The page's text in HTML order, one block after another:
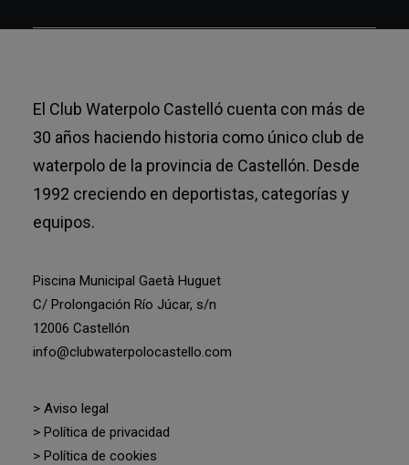
El Club Waterpolo Castelló cuenta con más de
30 años haciendo historia como único club de
waterpolo de la provincia de Castellón. Desde
1992 creciendo en deportistas, categorías y
equipos.
Piscina Municipal Gaetà Huguet
C/ Prolongación Río Júcar, s/n
12006 Castellón
info@clubwaterpolocastello.com
> Aviso legal
> Política de privacidad
> Política de cookies